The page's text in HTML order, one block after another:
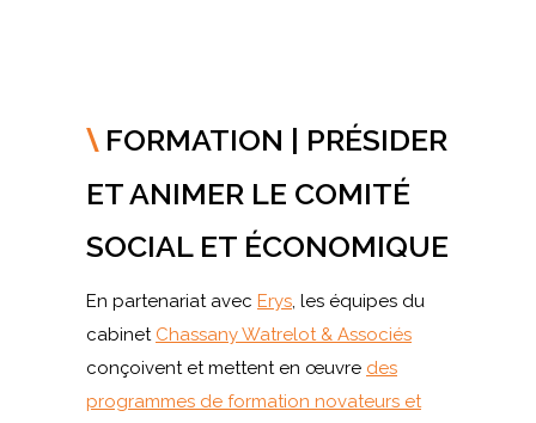
FORMATION | PRÉSIDER
ET ANIMER LE COMITÉ
SOCIAL ET ÉCONOMIQUE
En partenariat avec Erys, les équipes du
cabinet Chassany Watrelot & Associés
conçoivent et mettent en œuvre des
programmes de formation novateurs et